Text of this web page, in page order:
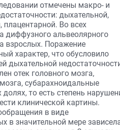
отмечены макро- и
дыхательной,
плацентарной. Во всех
диффузного альвеолярного
взрослых. Поражение
характер, что обусловило
дыхательной
отек головного мозга,
субарахноидальные
то есть степень
клинической картины.
в виде
в значительной мере